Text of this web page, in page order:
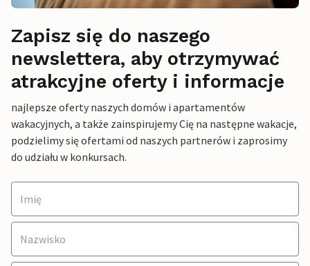
Zapisz się do naszego
newslettera, aby otrzymywać
atrakcyjne oferty i informacje
najlepsze oferty naszych domów i apartamentów
wakacyjnych, a także zainspirujemy Cię na następne wakacje,
podzielimy się ofertami od naszych partnerów i zaprosimy
do udziału w konkursach.